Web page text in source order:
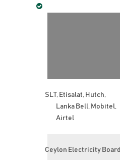
SLT, Etisalat, Hutch,
Lanka Bell, Mobitel,
Airtel
Ceylon Electricity Board